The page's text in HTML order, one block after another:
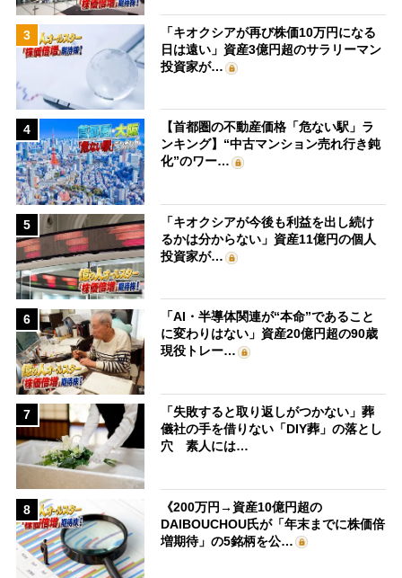
3
「キオクシアが再び株価10万円になる
日は遠い」資産3億円超のサラリーマン
投資家が…
4
【首都圏の不動産価格「危ない駅」ラ
ンキング】“中古マンション売れ行き鈍
化”のワー…
5
「キオクシアが今後も利益を出し続け
るかは分からない」資産11億円の個人
投資家が…
6
「AI・半導体関連が“本命”であること
に変わりはない」資産20億円超の90歳
現役トレー…
7
「失敗すると取り返しがつかない」葬
儀社の手を借りない「DIY葬」の落とし
穴 素人には…
8
《200万円→資産10億円超の
DAIBOUCHOU氏が「年末までに株価倍
増期待」の5銘柄を公…